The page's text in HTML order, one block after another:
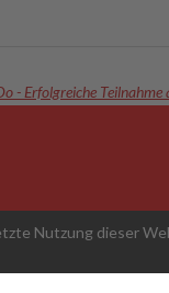
Nutzung dieser
- Erfolgreiche